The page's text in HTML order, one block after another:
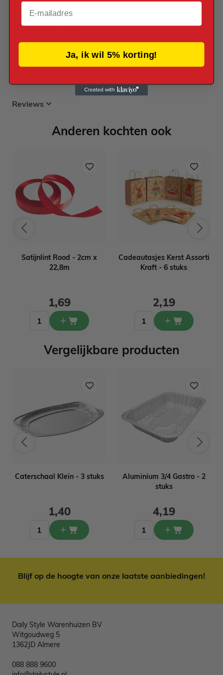
Verpakt per
Verpakt per 2 stuks
Reviews
Anderen kochten ook
Satijnlint Rood - 2cm x
22,8m
1,69
Cadeautasjes Kerst Assorti
Kraft - 6 stuks
2,19
Vergelijkbare producten
Caterschaal Klein - 3 stuks
1,40
Aluminium 3/4 Gastro - 2
stuks
4,19
Blijf op de hoogte van onze laatste aanbiedingen!
Daily Style Warenhuizen BV
Witgoudweg 5
1362JD Almere
088 888 9600
Email
Ja, ik wil 5% korting!